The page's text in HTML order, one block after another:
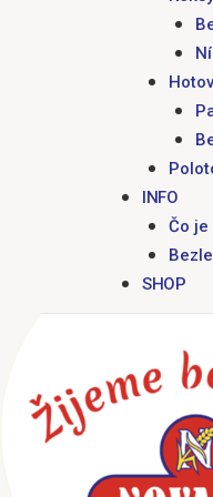
INFO
Čo
SHOP